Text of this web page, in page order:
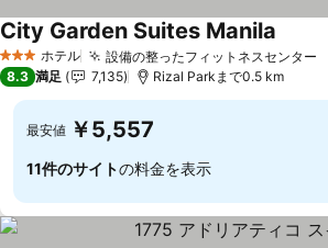
3 ホテルのランク
ホテル 設備の整ったフィットネスセンター
City Garden Suites Manila
8.3 満足 7,135 Rizal Parkまで0.5 km
最安値 ￥5,557
11件のサイトの料金を表示